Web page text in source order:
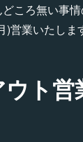
ころ無い事
)営業いたしま
ト営